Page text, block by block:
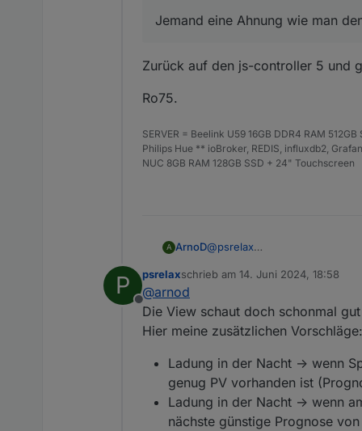
41054
41056
41057
Jemand eine Ahnung wie man
Zurück auf den js-controller 5 und
Ro75.
SERVER = Beelink U59 16GB DDR4 RAM
Philips Hue ** ioBroker, REDIS, influxdb2,
NUC 8GB RAM 128GB SSD + 24" Touchscreen
A ArnoD@psrelax
Aktuell habe ich folgende
Batterie laden bei einem
Batterie laden, wenn der
ergibt.
P
Offline
psrelaxschrieb am 14. Juni 2024, 18:58
zuletzt editiert von
@arnod
Die View schaut doch schonmal
Hier meine zusätzlichen Vorschläge:
Ladung in der Nacht -> wenn
genug PV vorhanden ist
Ladung in der Nacht -> wenn
nächste günstige Prognose